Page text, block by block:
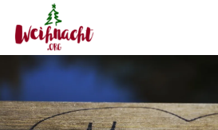
Weihnacht.org